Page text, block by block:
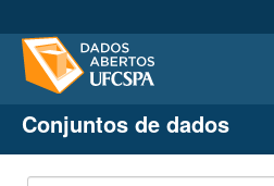
Conjuntos de dados
Organizações
Conjuntos de dados